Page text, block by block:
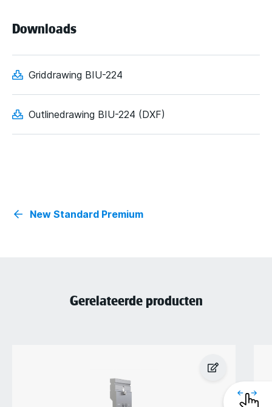
Downloads
Griddrawing BIU-224
Outlinedrawing BIU-224 (DXF)
New Standard Premium
Gerelateerde producten